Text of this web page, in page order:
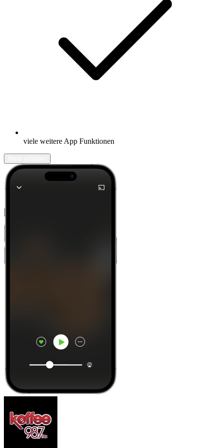
viele weitere App Funktionen